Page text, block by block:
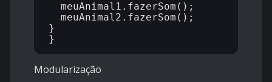
meuAnimal1.fazerSom();
meuAnimal2.fazerSom();
}
Modularização